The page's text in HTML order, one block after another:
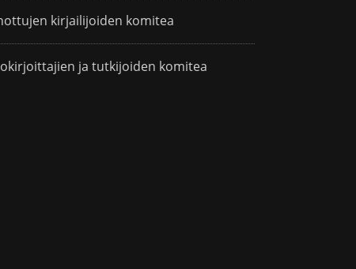
kirjailijoiden komitea
ja tutkijoiden komitea